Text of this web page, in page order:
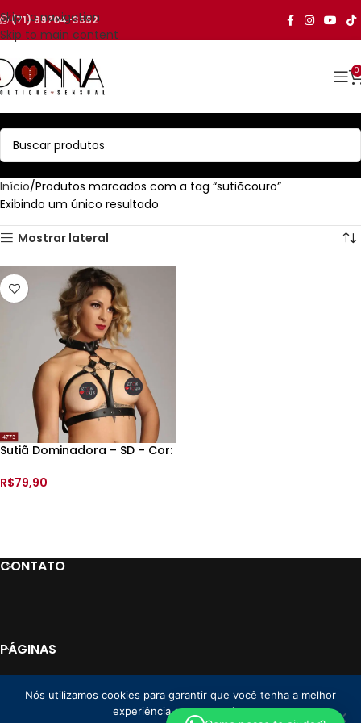
Skip to navigation
Skip to main content
(71) 99704-3552
0
Início Produtos marcados com a tag “sutiãcouro”
Exibindo um único resultado
Mostrar lateral
Sutiã Dominadora – SD – Cor:
R$79,90
CONTATO
PÁGINAS
Nós utilizamos cookies para garantir que você tenha a melhor
experiência em nosso site.